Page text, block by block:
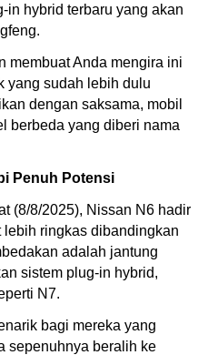
in hybrid terbaru yang akan
membuat Anda mengira ini
yang sudah lebih dulu
dengan saksama, mobil
berbeda yang diberi nama
Penuh Potensi
(8/8/2025), Nissan N6 hadir
ringkas dibandingkan
adalah jantung
sistem plug-in hybrid,
N7.
bagi mereka yang
sepenuhnya beralih ke